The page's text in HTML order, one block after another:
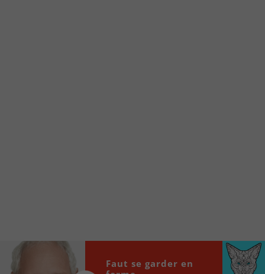
locale vous sont maintenant accessibles en un clic!
00:00
Faut se garder en